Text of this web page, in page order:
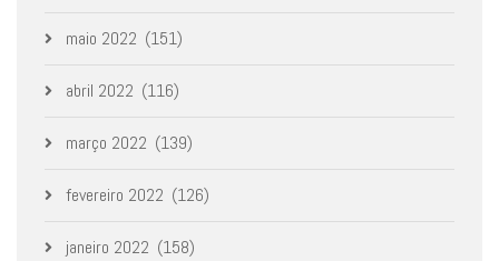
maio 2022 (151)
abril 2022 (116)
março 2022 (139)
fevereiro 2022 (126)
janeiro 2022 (158)